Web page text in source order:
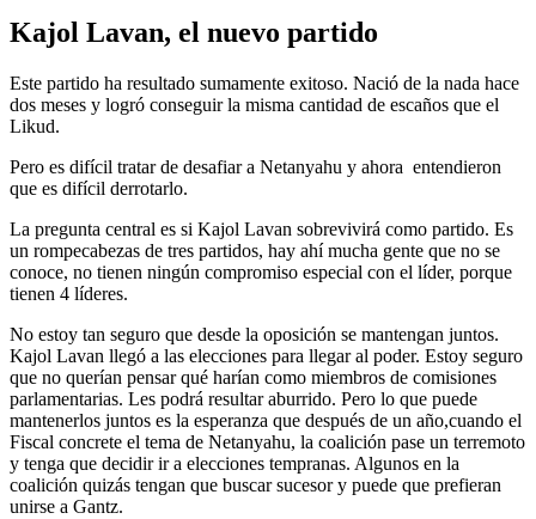
Kajol Lavan, el nuevo partido
Este partido ha resultado sumamente exitoso. Nació de la nada hace
dos meses y logró conseguir la misma cantidad de escaños que el
Likud.
Pero es difícil tratar de desafiar a Netanyahu y ahora entendieron
que es difícil derrotarlo.
La pregunta central es si Kajol Lavan sobrevivirá como partido. Es
un rompecabezas de tres partidos, hay ahí mucha gente que no se
conoce, no tienen ningún compromiso especial con el líder, porque
tienen 4 líderes.
No estoy tan seguro que desde la oposición se mantengan juntos.
Kajol Lavan llegó a las elecciones para llegar al poder. Estoy seguro
que no querían pensar qué harían como miembros de comisiones
parlamentarias. Les podrá resultar aburrido. Pero lo que puede
mantenerlos juntos es la esperanza que después de un año,cuando el
Fiscal concrete el tema de Netanyahu, la coalición pase un terremoto
y tenga que decidir ir a elecciones tempranas. Algunos en la
coalición quizás tengan que buscar sucesor y puede que prefieran
unirse a Gantz.